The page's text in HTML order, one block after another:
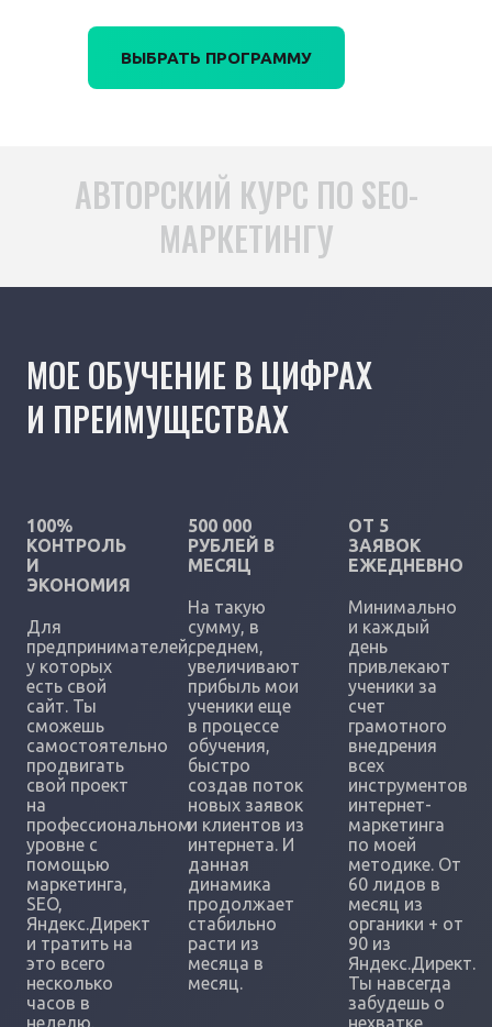
ВЫБРАТЬ ПРОГРАММУ
АВТОРСКИЙ КУРС ПО SEO-
МАРКЕТИНГУ
МОЕ ОБУЧЕНИЕ В ЦИФРАХ
И ПРЕИМУЩЕСТВАХ
100%
КОНТРОЛЬ
И
ЭКОНОМИЯ
Для
предпринимателей,
у которых
есть свой
сайт. Ты
сможешь
самостоятельно
продвигать
свой проект
на
профессиональном
уровне с
помощью
маркетинга,
SEO,
Яндекс.Директ
и тратить на
это всего
несколько
часов в
неделю.
500 000
РУБЛЕЙ В
МЕСЯЦ
На такую
сумму, в
среднем,
увеличивают
прибыль мои
ученики еще
в процессе
обучения,
быстро
создав поток
новых заявок
и клиентов из
интернета. И
данная
динамика
продолжает
стабильно
расти из
месяца в
месяц.
ОТ 5
ЗАЯВОК
ЕЖЕДНЕВНО
Минимально
и каждый
день
привлекают
ученики за
счет
грамотного
внедрения
всех
инструментов
интернет-
маркетинга
по моей
методике. От
60 лидов в
месяц из
органики + от
90 из
Яндекс.Директ.
Ты навсегда
забудешь о
нехватке